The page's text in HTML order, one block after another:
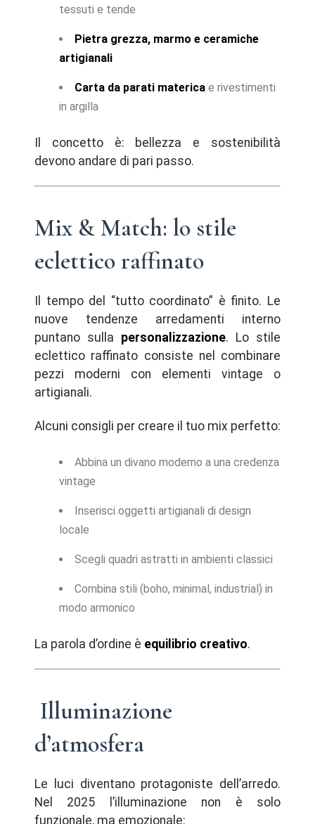
tessuti e tende
Pietra grezza, marmo e ceramiche
artigianali
Carta da parati materica e rivestimenti
in argilla
Il concetto è: bellezza e sostenibilità
devono andare di pari passo.
Mix & Match: lo stile
eclettico raffinato
Il tempo del “tutto coordinato” è finito. Le
nuove tendenze arredamenti interno
puntano sulla personalizzazione. Lo stile
eclettico raffinato consiste nel combinare
pezzi moderni con elementi vintage o
artigianali.
Alcuni consigli per creare il tuo mix perfetto:
Abbina un divano moderno a una credenza
vintage
Inserisci oggetti artigianali di design
locale
Scegli quadri astratti in ambienti classici
Combina stili (boho, minimal, industrial) in
modo armonico
La parola d’ordine è equilibrio creativo.
Illuminazione
d’atmosfera
Le luci diventano protagoniste dell’arredo.
Nel 2025 l’illuminazione non è solo
funzionale, ma emozionale: